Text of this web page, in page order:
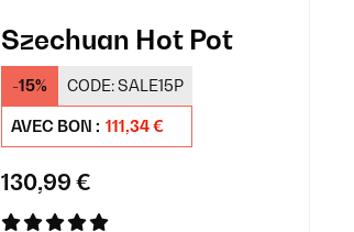
Szechuan Hot Pot
-15% CODE:SALE15P
AVEC BON : 111,34 €
130,99 €